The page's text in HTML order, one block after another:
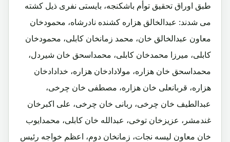
طبق اوراق تحقیق توأم باشکنجه، بایستی نفری ذیل کشته
می شدند: عبدالخالق هزاره کشنده نادرشاه، محمودخان
معاون عبدالخالق خان، محمد زمانخان کابلی، محمودخان
کابلی، میرزا محمدخان کابلی، محمداسحق خان شیردل،
محمداسحق خان هزاره، مولادادخان هزاره، خدادادخان
هزاره، قربانعلی خان هزاره، مصطفی خان چرخی،
عبدالطیف خان چرخی، ربانی خان چرخی، علی اکبرخان
غندمشر، عزیزخان توخی، عبدالله خان کابلی، محمدایوب
خان معاون لیسه نجات، زمانخان دوم، اعظم خواجه رئیس